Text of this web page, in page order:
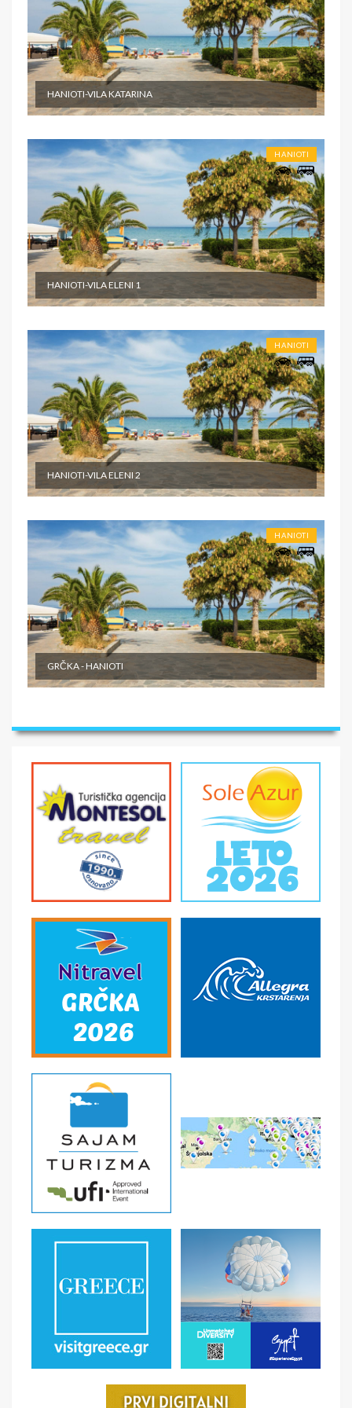
HANIOTI-VILA KATARINA
HANIOTI
HANIOTI-VILA ELENI 1
HANIOTI
HANIOTI-VILA ELENI 2
HANIOTI
GRČKA - HANIOTI